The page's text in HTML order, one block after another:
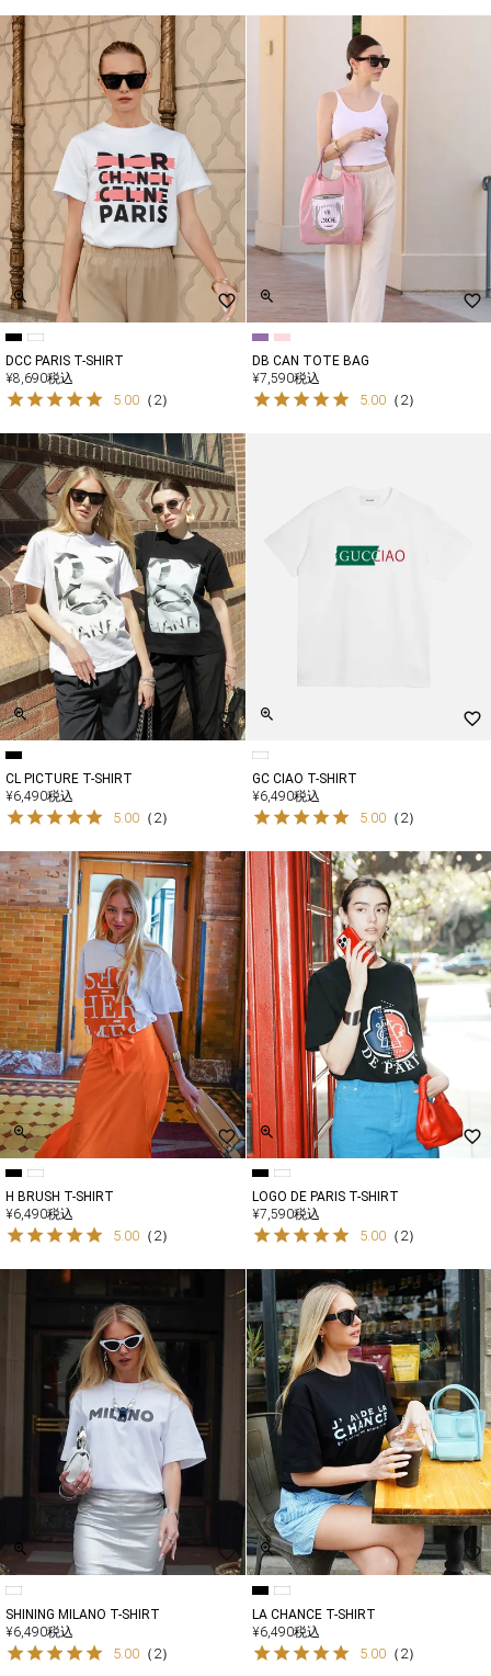
DCC PARIS T-SHIRT
¥8,690税込
5.00 （ 2）
DB CAN TOTE BAG
¥7,590税込
5.00（ 2）
CL PICTURE T-SHIRT
¥6,490税込
5.00 （ 2）
GC CIAO T-SHIRT
¥6,490税込
5.00（ 2）
H BRUSH T-SHIRT
¥6,490税込
5.00 （ 2）
LOGO DE PARIS T-SHIRT
¥7,590税込
5.00（ 2）
SHINING MILANO T-SHIRT
¥6,490税込
5.00 （ 2）
LA CHANCE T-SHIRT
¥6,490税込
5.00（ 2）